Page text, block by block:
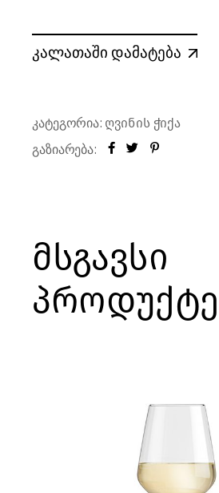
კალათაში დამატება
კატეგორია: ღვინის ჭიქა
გაზიარება:
მსგავსი